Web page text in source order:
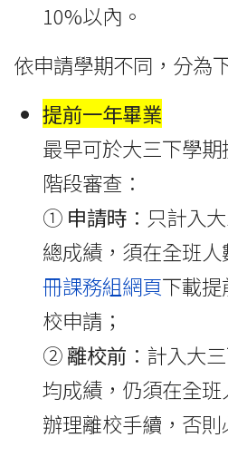
10%以內。
依申請學期不同，分為
提前一年畢業
最早可於大三下學
階段審查：
① 申請時 ：只計入
總成績，須在全班人
冊課務組網頁下載
校申請 ；
②離校前 ：計入大
均成績，仍須在全
辦理離校手續，否則